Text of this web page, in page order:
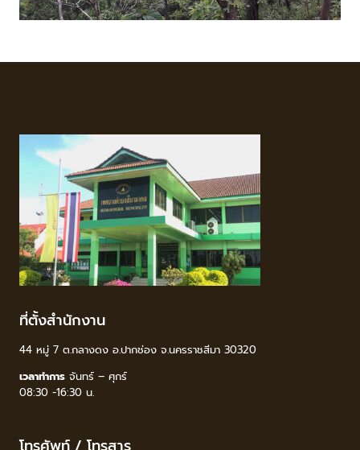
ที่ตั้งสำนักงาน
44 หมู่ 7 ต.กลางดง อ.ปากช่อง จ.นครราชสีมา 30320
เวลาทำการ จันทร์ – ศุกร์
08:30 -16:30 น.